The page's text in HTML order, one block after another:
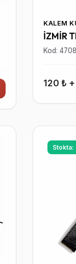
KALEM
İZMİR
Kod: 4708
120 ₺
Stokta: